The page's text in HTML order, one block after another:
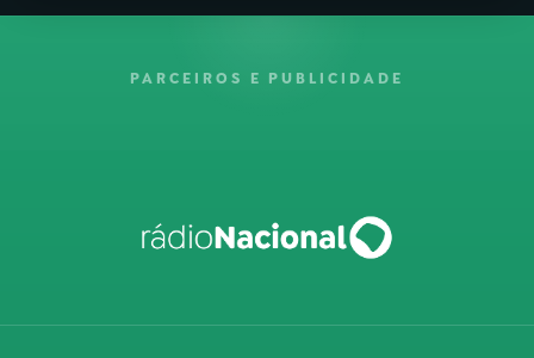
PARCEIROS E PUBLICIDADE